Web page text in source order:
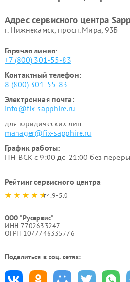
Адрес сервисного центра
г. Нижнекамск, просп. Мира, 93Б
Горячая линия:
+7 (800) 301-55-83
Контактный телефон:
8 (800) 301-55-83
Электронная почта:
info@fix-sapphire.ru
для юридических лиц
manager@fix-sapphire.ru
График работы:
ПН-ВСК с 9:00 до 21:00 без
Рейтинг сервисного центра
4.9-5.0
ООО "Русервис"
ИНН 7702633247
ОГРН 1077746335776
Поделиться в соц. сетях: